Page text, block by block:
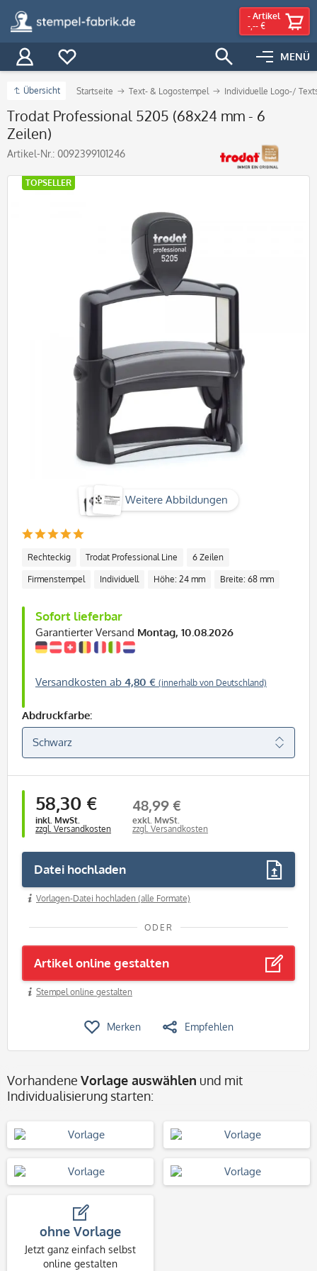
MENÜ
- Artikel
-,-- €
Übersicht Startseite Text- & Logostempel Individuelle Logo-/
Trodat Professional 5205 (68x24 mm - 6
Zeilen)
Artikel-Nr.: 0092399101246
Weitere Abbildungen
TOPSELLER
Rechteckig Trodat Professional Line 6 Zeilen
Firmenstempel Individuell Höhe: 24 mm Breite: 68 mm
Sofort lieferbar
Garantierter Versand Montag, 10.08.2026
Versandkosten ab 4,80 € (innerhalb von Deutschland)
Abdruckfarbe:
58,30 €
inkl. MwSt.
zzgl. Versandkosten
48,99 €
exkl. MwSt.
zzgl. Versandkosten
Datei hochladen
Vorlagen-Datei hochladen (alle Formate)
ODER
Artikel online gestalten
Stempel online gestalten
Merken Empfehlen
Vorhandene Vorlage auswählen und mit
Individualisierung starten:
ohne Vorlage
Jetzt ganz einfach selbst
online gestalten